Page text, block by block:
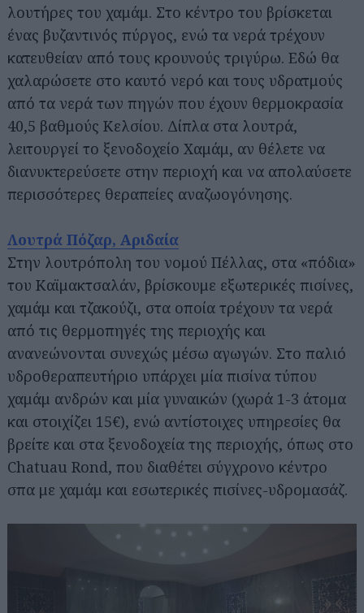
λουτήρες του χαμάμ. Στο κέντρο του βρίσκεται
ένας βυζαντινός πύργος, ενώ τα νερά τρέχουν
κατευθείαν από τους κρουνούς τριγύρω. Εδώ θα
χαλαρώσετε στο καυτό νερό και τους υδρατμούς
από τα νερά των πηγών που έχουν θερμοκρασία
40,5 βαθμούς Κελσίου. Δίπλα στα λουτρά,
λειτουργεί το ξενοδοχείο Χαμάμ, αν θέλετε να
διανυκτερεύσετε στην περιοχή και να απολαύσετε
περισσότερες θεραπείες αναζωογόνησης.
Λουτρά Πόζαρ, Αριδαία
Στην λουτρόπολη του νομού Πέλλας, στα «πόδια»
του Καϊμακτσαλάν, βρίσκουμε εξωτερικές πισίνες,
χαμάμ και τζακούζι, στα οποία τρέχουν τα νερά
από τις θερμοπηγές της περιοχής και
ανανεώνονται συνεχώς μέσω αγωγών. Στο παλιό
υδροθεραπευτήριο υπάρχει μία πισίνα τύπου
χαμάμ ανδρών και μία γυναικών (χωρά 1-3 άτομα
και στοιχίζει 15€), ενώ αντίστοιχες υπηρεσίες θα
βρείτε και στα ξενοδοχεία της περιοχής, όπως στο
Chatuau Rond, που διαθέτει σύγχρονο κέντρο
σπα με χαμάμ και εσωτερικές πισίνες-υδρομασάζ.